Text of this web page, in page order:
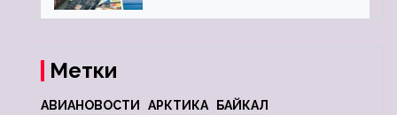
Метки
АВИАНОВОСТИ АРКТИКА БАЙКАЛ